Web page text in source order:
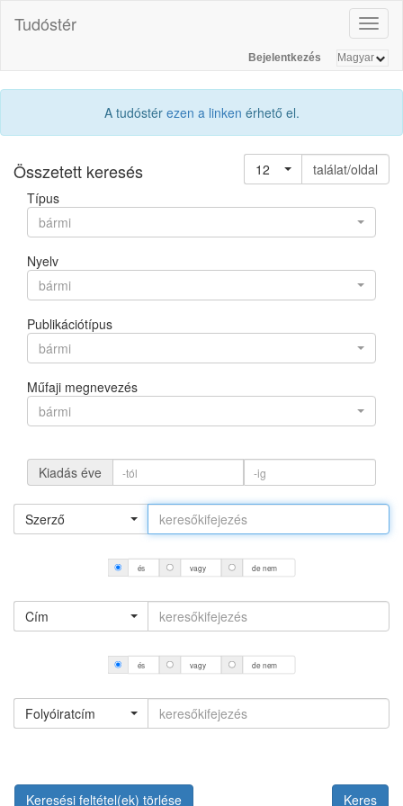
Tudóstér
Bejelentkezés
A tudóstér ezen a linken érhető el.
Összetett keresés 12
találat/oldal
Típus
bármi
Nyelv
bármi
Publikációtípus
bármi
Műfaji megnevezés
bármi
Kiadás éve
Szerző
és vagy de nem
Cím
és vagy de nem
Folyóiratcím
Keresési feltétel(ek) törlése